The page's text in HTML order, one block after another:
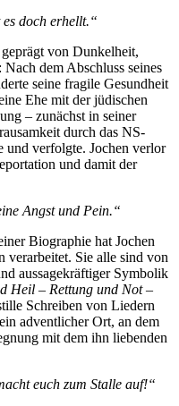
doch erhellt.“
von Dunkelheit,
dem Abschluss seines
seine fragile Gesundheit
Ehe mit der jüdischen
– zunächst in seiner
durch das NS-
und verfolgte. Jochen verlor
und damit der
Angst und Pein.“
Biographie hat Jochen
verarbeitet. Sie alle sind von
aussagekräftiger Symbolik
Heil – Rettung und Not –
Schreiben von Liedern
adventlicher Ort, an dem
mit dem ihn liebenden
euch zum Stalle auf!“